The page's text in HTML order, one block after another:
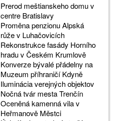
Prerod meštianskeho domu v
centre Bratislavy
Proměna penzionu Alpská
růže v Luhačovicích
Rekonstrukce fasády Horního
hradu v Českém Krumlově
Konverze bývalé přádelny na
Muzeum příhraničí Kdyně
Iluminácia verejných objektov
Nočná tvár mesta Trenčín
Oceněná kamenná vila v
Heřmanově Městci